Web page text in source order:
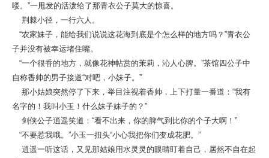
喽。”一甩发的活泼给了那青衣公子莫大的惊喜。
荆棘小径，一行六人。
“农家妹子，能给我们说说这花海到底是个怎么样的地方吗？”青衣公
子并没有被幸运堵住嘴。
“一个很香的地方，就像花神帖赏的茉莉，沁人心脾。”茶馆四公子中
自称香帅的男子接道“对吧，小妹子。”
那小姑娘突然停了下来，举目注视着香帅，上下打量一番道：“我有
名字的！我叫小玉！什么妹子妹子的？”
剑侠公子逍遥笑道：“看不出来，你的脾气到比你的个子大啊！”
“不要惹我哦。”小玉一扭头“小心我把你们变成花肥。”
逍遥一听这话，又见那姑娘用水灵灵的眼睛盯着自己，居然不自在起